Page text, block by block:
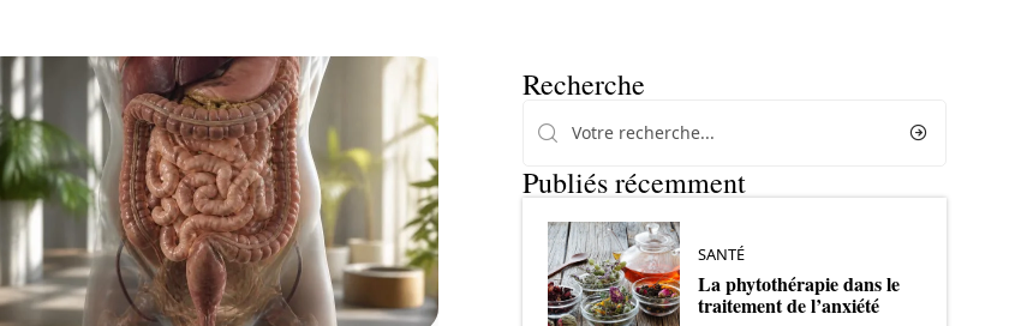
Recherche
Publiés récemment
SANTÉ
La phytothérapie dans le
traitement de l’anxiété